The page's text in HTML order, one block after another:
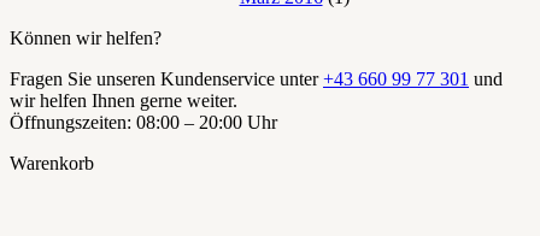
Können wir helfen?
Fragen Sie unseren Kundenservice unter+43 660 99 77 301 und
wir helfen Ihnen gerne weiter.
Öffnungszeiten: 08:00 – 20:00 Uhr
Warenkorb